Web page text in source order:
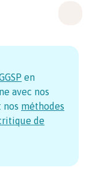
en
avec nos
nos méthodes
de